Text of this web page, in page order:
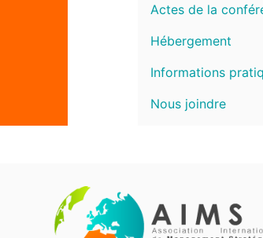
Actes de la
Hébergement
Informations
Nous joindre